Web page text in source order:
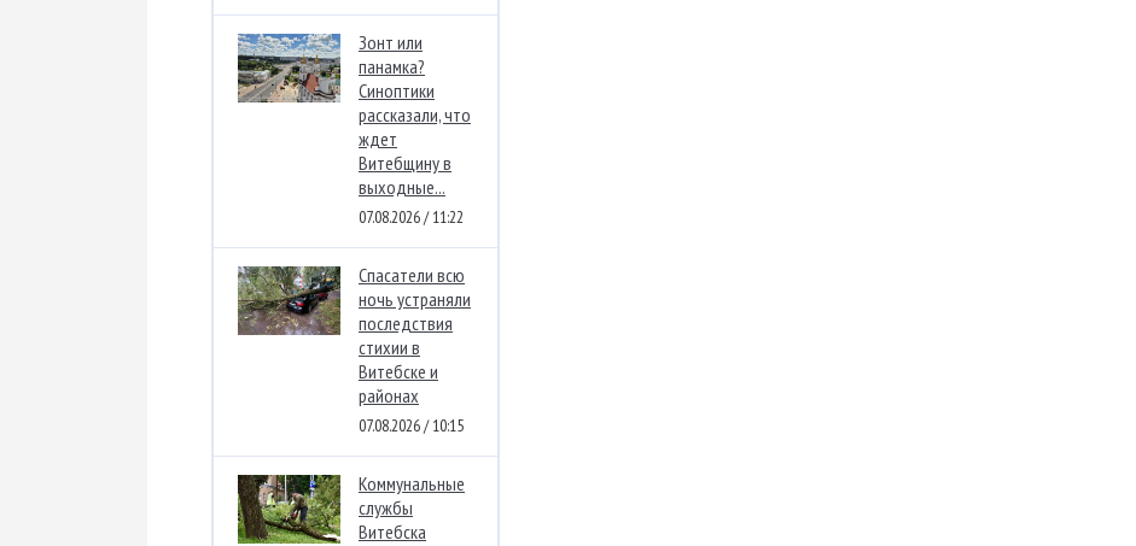
Зонт или
панамка?
Синоптики
рассказали, что
ждет
Витебщину в
выходные...
07.08.2026 / 11:22
Спасатели всю
ночь устраняли
последствия
стихии в
Витебске и
районах
07.08.2026 / 10:15
Коммунальные
службы
Витебска